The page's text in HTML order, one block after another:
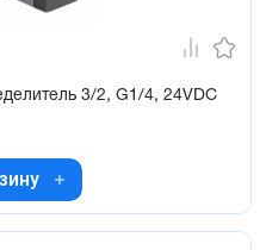
3/2, G1/4, 24VDC